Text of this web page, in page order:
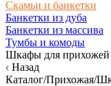
Скамьи и банкетки
Банкетки из дуба
Банкетки из массива
Тумбы и комоды
Шкафы для прихожей
Назад
Каталог/Прихожая/